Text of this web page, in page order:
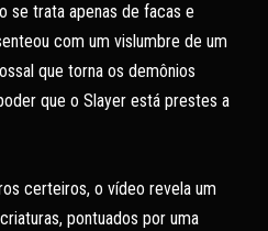
se trata apenas de facas e
com um vislumbre de um
que torna os demônios
que o Slayer está prestes a
certeiros, o vídeo revela um
pontuados por uma